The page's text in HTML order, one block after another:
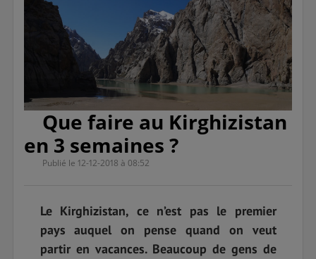
Que faire au Kirghizistan
en 3 semaines ?
Publié le 12-12-2018 à 08:52
Le Kirghizistan, ce n’est pas le premier
pays auquel on pense quand on veut
partir en vacances. Beaucoup de gens de